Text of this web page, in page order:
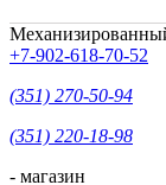
+7-902-618-70-52
(351) 270-50-94
(351) 220-18-98
- магазин